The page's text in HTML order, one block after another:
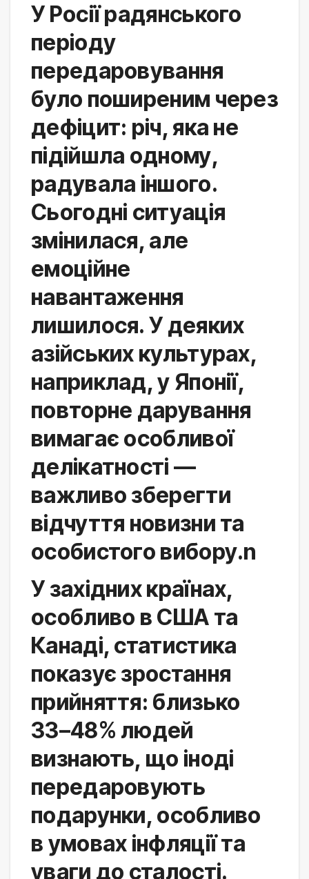
У Росії радянського
періоду
передаровування
було поширеним через
дефіцит: річ, яка не
підійшла одному,
радувала іншого.
Сьогодні ситуація
змінилася, але
емоційне
навантаження
лишилося. У деяких
азійських культурах,
наприклад, у Японії,
повторне дарування
вимагає особливої
делікатності —
важливо зберегти
відчуття новизни та
особистого вибору.n
У західних країнах,
особливо в США та
Канаді, статистика
показує зростання
прийняття: близько
33–48% людей
визнають, що іноді
передаровують
подарунки, особливо
в умовах інфляції та
уваги до сталості.